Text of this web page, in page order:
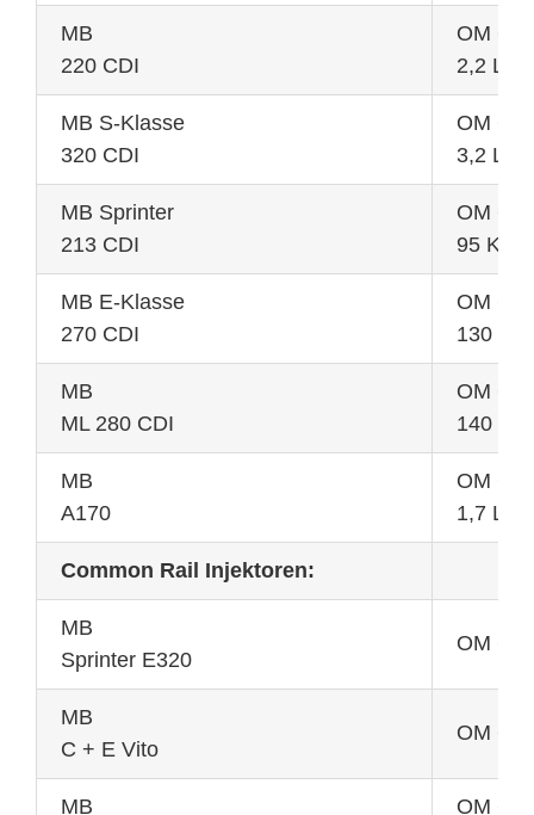
MB
220 CDI
OM
2,2 L
MB S-Klasse
320 CDI
OM
3,2 L
MB Sprinter
213 CDI
OM
95 KW
MB E-Klasse
270 CDI
OM
130 KW
MB
ML 280 CDI
OM
140 KW
MB
A170
OM
1,7 L
Common Rail Injektoren:
MB
Sprinter E320
OM 611
MB
C + E Vito
OM 611
MB
OM